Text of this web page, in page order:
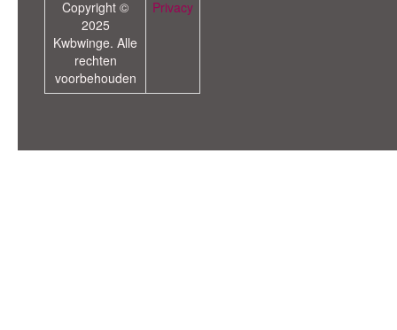
Copyright ©
2025
Kwbwinge. Alle
rechten
voorbehouden
Privacy